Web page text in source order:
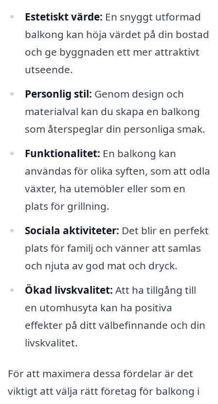
Estetiskt värde: En snyggt utformad
balkong kan höja värdet på din bostad
och ge byggnaden ett mer attraktivt
utseende.
Personlig stil: Genom design och
materialval kan du skapa en balkong
som återspeglar din personliga smak.
Funktionalitet: En balkong kan
användas för olika syften, som att odla
växter, ha utemöbler eller som en
plats för grillning.
Sociala aktiviteter: Det blir en perfekt
plats för familj och vänner att samlas
och njuta av god mat och dryck.
Ökad livskvalitet: Att ha tillgång till
en utomhusyta kan ha positiva
effekter på ditt välbefinnande och din
livskvalitet.
För att maximera dessa fördelar är det
viktigt att välja rätt företag för balkong i